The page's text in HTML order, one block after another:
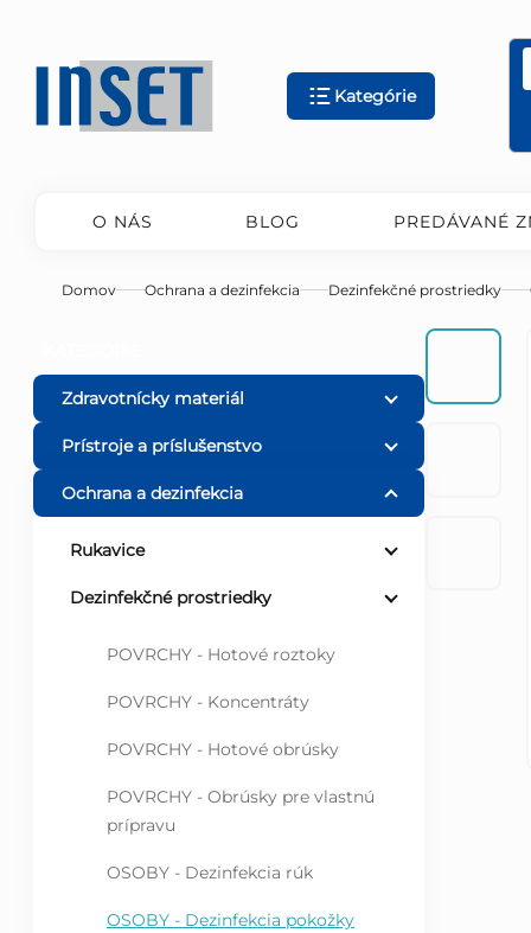
obsah
Kategórie
O NÁS BLOG PREDÁVANÉ
Domov Ochrana a dezinfekcia Dezinfekčné prostriedky
o
č
n
Zdravotnícky materiál
Prístroje a príslušenstvo
Ochrana a dezinfekcia
Rukavice
Dezinfekčné prostriedky
POVRCHY - Hotové roztoky
POVRCHY - Koncentráty
POVRCHY - Hotové obrúsky
POVRCHY - Obrúsky pre vlastnú
prípravu
OSOBY - Dezinfekcia rúk
OSOBY - Dezinfekcia pokožky